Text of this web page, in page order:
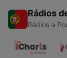
Rádios
Rádios e